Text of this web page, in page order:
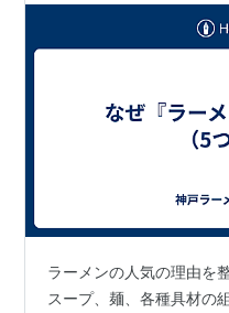
ラーメンの人気の理由を
スープ、麺、各種具材の